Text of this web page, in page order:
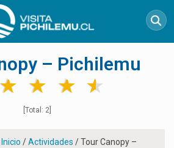
– Pichilemu
★
★ ★
★ ★
★ ★
★
[Total: 2]
Inicio /Actividades /Tour Canopy –